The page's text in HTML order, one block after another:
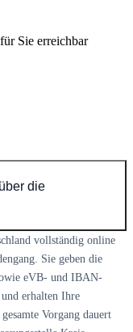
Sie erreichbar
die
vollständig online
Sie geben die
eVB- und IBAN-
erhalten Ihre
Vorgang dauert